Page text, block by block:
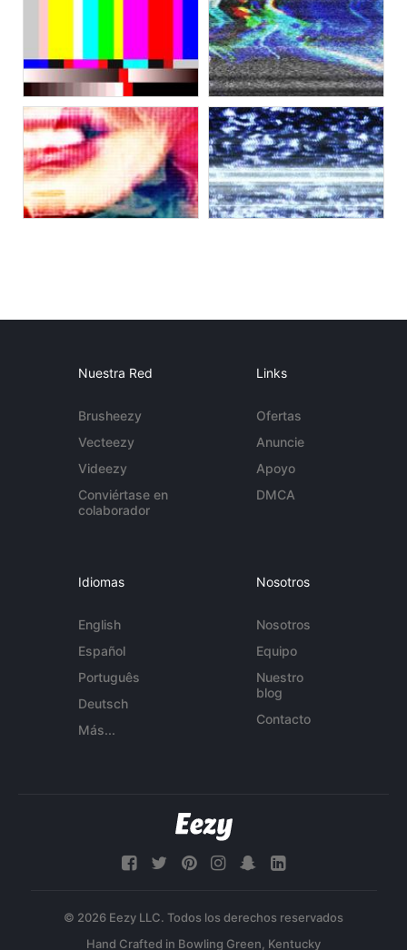
Nuestra Red
Brusheezy
Vecteezy
Videezy
Conviértase en
colaborador
Links
Ofertas
Anuncie
Apoyo
DMCA
Idiomas
English
Español
Português
Deutsch
Más...
Nosotros
Nosotros
Equipo
Nuestro
blog
Contacto
© 2026 Eezy LLC. Todos los derechos reservados